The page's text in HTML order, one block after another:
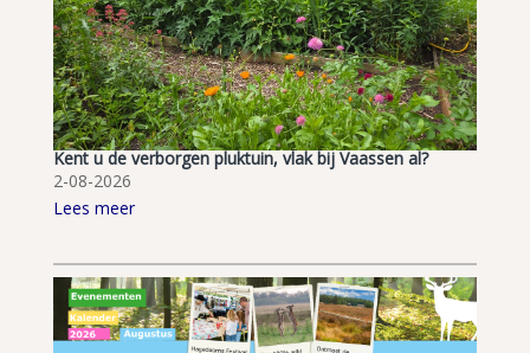
Kent u de verborgen pluktuin, vlak bij Vaassen al?
2-08-2026
Lees meer